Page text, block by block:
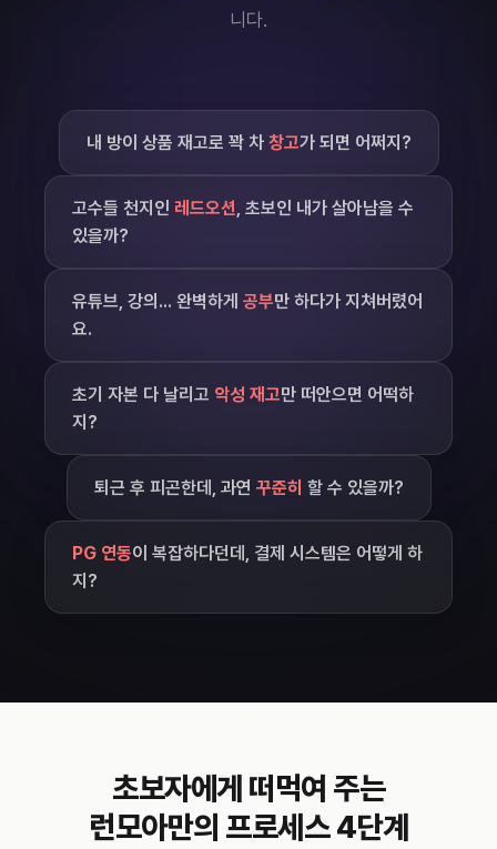
니다.
내 방이 상품 재고로 꽉 차 창고가 되면 어쩌지?
고수들 천지인 레드오션, 초보인 내가 살아남을 수
있을까?
유튜브, 강의... 완벽하게 공부만 하다가 지쳐버렸어
요.
초기 자본 다 날리고 악성 재고만 떠안으면 어떡하
지?
퇴근 후 피곤한데, 과연 꾸준히 할 수 있을까?
PG 연동이 복잡하다던데, 결제 시스템은 어떻게 하
지?
초보자에게 떠먹여 주는
런모아만의 프로세스 4단계